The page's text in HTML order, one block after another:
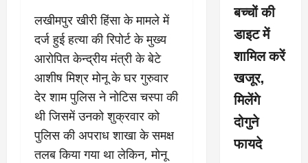
लखीमपुर खीरी हिंसा के मामले में
दर्ज हुई हत्या की रिपोर्ट के मुख्य
आरोपित केन्द्रीय मंत्री के बेटे
आशीष मिश्र मोनू के घर गुरुवार
देर शाम पुलिस ने नोटिस चस्पा की
थी जिसमें उनको शुक्रवार को
पुलिस की अपराध शाखा के समक्ष
तलब किया गया था लेकिन, मोनू
बच्चों की
डाइट में
शामिल करें
खजूर,
मिलेंगे
दोगुने
फायदे